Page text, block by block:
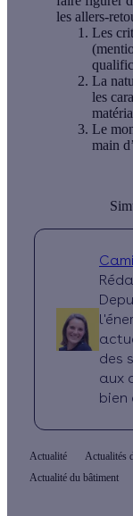
les allers-
Les
La
les
Le
main
des
aux
bien
Actualité Actualités
Actualité du bâtiment